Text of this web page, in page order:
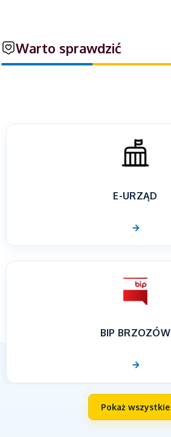
Warto sprawdzić
E-URZĄD
BIP BRZOZÓW
Pokaż wszystkie